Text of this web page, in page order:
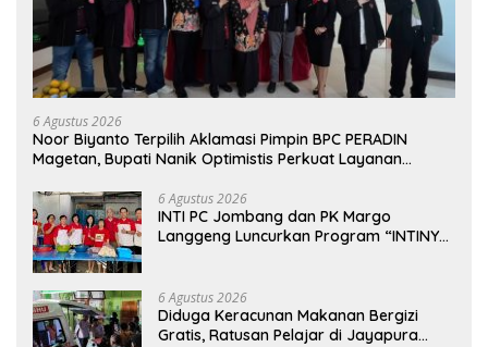
6 Agustus 2026
Noor Biyanto Terpilih Aklamasi Pimpin BPC PERADIN
Magetan, Bupati Nanik Optimistis Perkuat Layanan
6 Agustus 2026
INTI PC Jombang dan PK Margo
Langgeng Luncurkan Program “INTINYA
6 Agustus 2026
Diduga Keracunan Makanan Bergizi
Gratis, Ratusan Pelajar di Jayapura